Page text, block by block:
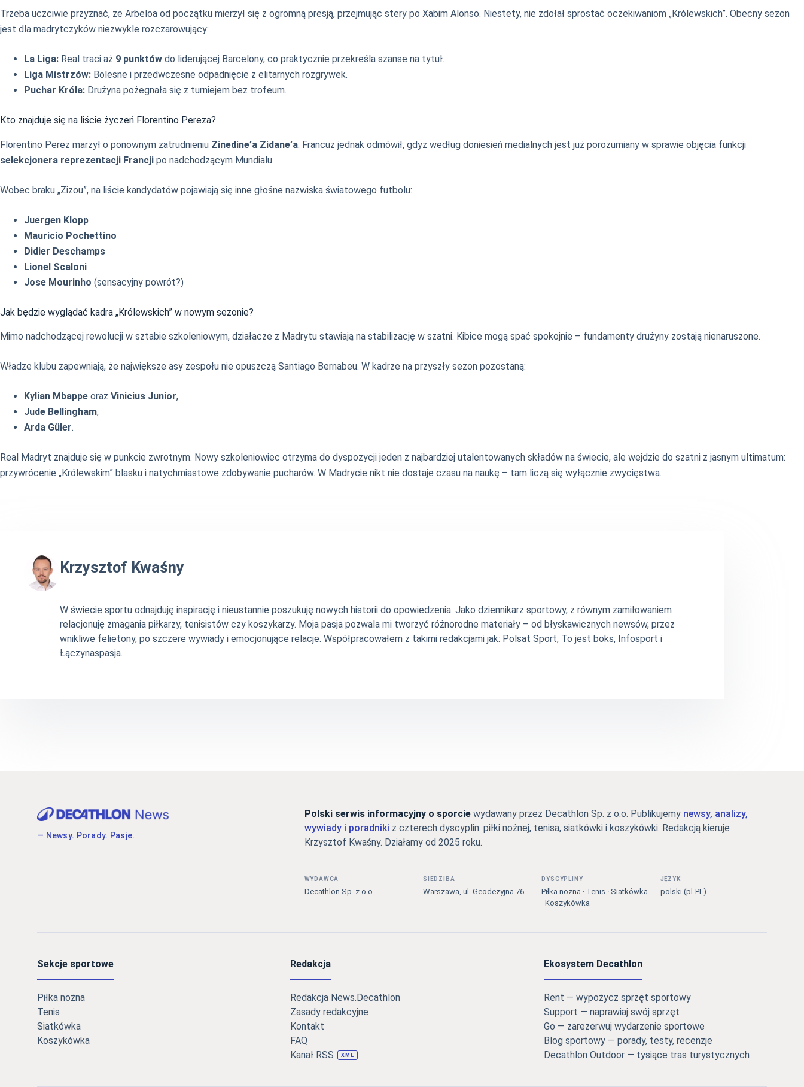
Trzeba uczciwie przyznać, że Arbeloa od początku mierzył się z ogromną presją, przejmując stery po Xabim Alonso. Niestety, nie zdołał sprostać oczekiwaniom „Królewskich”. Obecny sezon
jest dla madrytczyków niezwykle rozczarowujący:
La Liga: Real traci aż 9 punktów do liderującej Barcelony, co praktycznie przekreśla szanse na tytuł.
Liga Mistrzów: Bolesne i przedwczesne odpadnięcie z elitarnych rozgrywek.
Puchar Króla: Drużyna pożegnała się z turniejem bez trofeum.
Kto znajduje się na liście życzeń Florentino Pereza?
Florentino Perez marzył o ponownym zatrudnieniu Zinedine’a Zidane’a. Francuz jednak odmówił, gdyż według doniesień medialnych jest już porozumiany w sprawie objęcia funkcji
selekcjonera reprezentacji Francji po nadchodzącym Mundialu.
Wobec braku „Zizou”, na liście kandydatów pojawiają się inne głośne nazwiska światowego futbolu:
Juergen Klopp
Mauricio Pochettino
Didier Deschamps
Lionel Scaloni
Jose Mourinho (sensacyjny powrót?)
Jak będzie wyglądać kadra „Królewskich” w nowym sezonie?
Mimo nadchodzącej rewolucji w sztabie szkoleniowym, działacze z Madrytu stawiają na stabilizację w szatni. Kibice mogą spać spokojnie – fundamenty drużyny zostają nienaruszone.
Władze klubu zapewniają, że największe asy zespołu nie opuszczą Santiago Bernabeu. W kadrze na przyszły sezon pozostaną:
Kylian Mbappe oraz Vinicius Junior,
Jude Bellingham,
Arda Güler.
Real Madryt znajduje się w punkcie zwrotnym. Nowy szkoleniowiec otrzyma do dyspozycji jeden z najbardziej utalentowanych składów na świecie, ale wejdzie do szatni z jasnym ultimatum:
przywrócenie „Królewskim” blasku i natychmiastowe zdobywanie pucharów. W Madrycie nikt nie dostaje czasu na naukę – tam liczą się wyłącznie zwycięstwa.
Krzysztof Kwaśny
W świecie sportu odnajduję inspirację i nieustannie poszukuję nowych historii do opowiedzenia. Jako dziennikarz sportowy, z równym zamiłowaniem
relacjonuję zmagania piłkarzy, tenisistów czy koszykarzy. Moja pasja pozwala mi tworzyć różnorodne materiały – od błyskawicznych newsów, przez
wnikliwe felietony, po szczere wywiady i emocjonujące relacje. Współpracowałem z takimi redakcjami jak: Polsat Sport, To jest boks, Infosport i
Łączynaspasja.
— Newsy. Porady. Pasje.
Polski serwis informacyjny o sporciewydawany przez Decathlon Sp. z o.o. Publikujemy newsy, analizy,
wywiady i poradniki z czterech dyscyplin: piłki nożnej, tenisa, siatkówki i koszykówki. Redakcją kieruje
Krzysztof Kwaśny. Działamy od 2025 roku.
WYDAWCA
Decathlon Sp. z o.o.
SIEDZIBA
Warszawa, ul. Geodezyjna 76
DYSCYPLINY
Piłka nożna · Tenis · Siatkówka
· Koszykówka
JĘZYK
polski (pl-PL)
Sekcje sportowe
Piłka nożna
Tenis
Siatkówka
Koszykówka
Redakcja
Redakcja News.Decathlon
Zasady redakcyjne
Kontakt
FAQ
Kanał RSS
XML
Ekosystem Decathlon
Rent — wypożycz sprzęt sportowy
Support — naprawiaj swój sprzęt
Go — zarezerwuj wydarzenie sportowe
Blog sportowy — porady, testy, recenzje
Decathlon Outdoor — tysiące tras turystycznych